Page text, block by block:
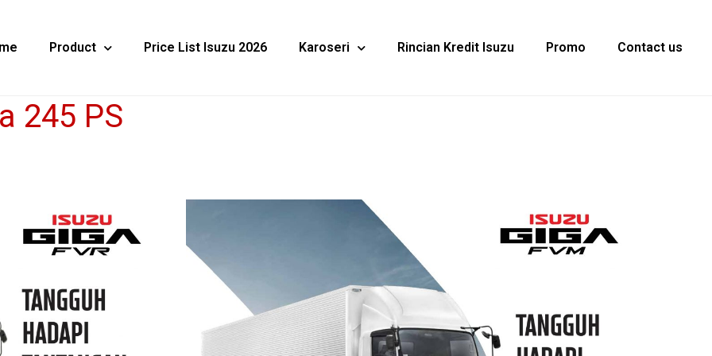
Product Price List Isuzu 2026 Karoseri Rincian Kredit Isuzu Promo Contact us
245 PS